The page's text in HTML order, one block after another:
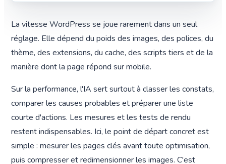
La vitesse WordPress se joue rarement dans un seul
réglage. Elle dépend du poids des images, des polices, du
thème, des extensions, du cache, des scripts tiers et de la
manière dont la page répond sur mobile.
Sur la performance, l'IA sert surtout à classer les constats,
comparer les causes probables et préparer une liste
courte d'actions. Les mesures et les tests de rendu
restent indispensables. Ici, le point de départ concret est
simple : mesurer les pages clés avant toute optimisation,
puis compresser et redimensionner les images. C'est